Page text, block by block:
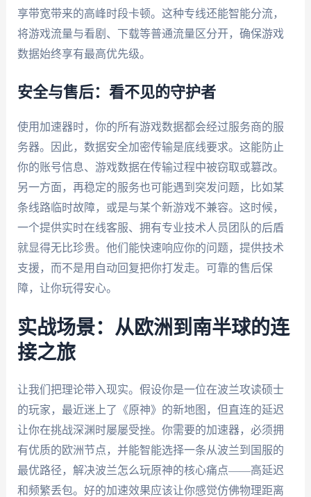
享带宽带来的高峰时段卡顿。这种专线还能智能分流，
将游戏流量与看剧、下载等普通流量区分开，确保游戏
数据始终享有最高优先级。
安全与售后：看不见的守护者
使用加速器时，你的所有游戏数据都会经过服务商的服
务器。因此，数据安全加密传输是底线要求。这能防止
你的账号信息、游戏数据在传输过程中被窃取或篡改。
另一方面，再稳定的服务也可能遇到突发问题，比如某
条线路临时故障，或是与某个新游戏不兼容。这时候，
一个提供实时在线客服、拥有专业技术人员团队的后盾
就显得无比珍贵。他们能快速响应你的问题，提供技术
支援，而不是用自动回复把你打发走。可靠的售后保
障，让你玩得安心。
实战场景：从欧洲到南半球的连
接之旅
让我们把理论带入现实。假设你是一位在波兰攻读硕士
的玩家，最近迷上了《原神》的新地图，但直连的延迟
让你在挑战深渊时屡屡受挫。你需要的加速器，必须拥
有优质的欧洲节点，并能智能选择一条从波兰到国服的
最优路径，解决波兰怎么玩原神的核心痛点——高延迟
和频繁丢包。好的加速效果应该让你感觉仿佛物理距离